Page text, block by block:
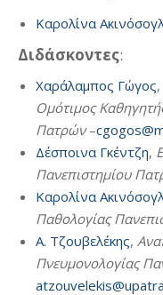
Kαρολίνα
Διδάσκοντες:
Χαράλαμπος Γώγος,
Ομότιμος
Πατρών–
Δέσποινα Γκέντζη,
Πανεπιστημίου
Kαρολίνα
Παθολογίας
Α. Τζουβελέκης,
Πνευμονολογίας